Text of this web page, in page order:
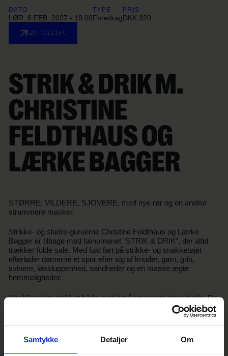
Samtykke Detaljer Om
DATO
LØR. 6 FEB. 2027 - 19:00
TYPE
Foredrag
PRIS
DKK 320
Køb billet
STRIK & DRIK M.
CHRISTINE
FELDTHAUS OG
LÆRKE BAGGER
STØRRE, VILDERE, SJOVERE, med nye rør og en anelse
strammere masker.
Strikke- og sludre-guruerne Christine Feldthaus og Lærke
Bagger er tilbage med fænomenet ”STRIK & DRIK”, der altid
trækker fulde sale. Med fuld fart på strikke- og snakketøjet
efterlader damerne et spor efter sig af knuder, garn, grin,
svinere, løssluppenhed, sandheder og en masse ægte
hemmeligheder.
Her bliver der strikket både med små og meget store pinde. De
helt uden opskrift -
Du tror måske, du ved, hvad det skal ske. Men du har ingen